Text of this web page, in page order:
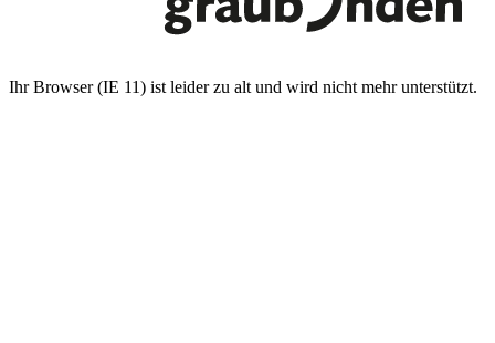
Ihr Browser (IE 11) ist leider zu alt und wird nicht mehr unterstützt.